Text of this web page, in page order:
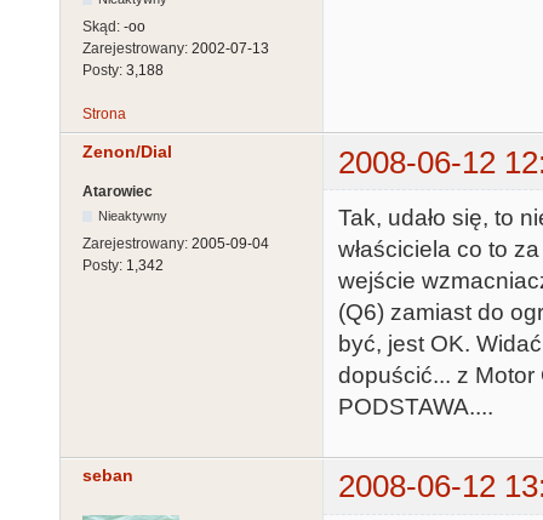
Skąd: -oo
Zarejestrowany: 2002-07-13
Posty: 3,188
Strona
Zenon/Dial 2008-06-12
Atarowiec
Nieaktywny
Zarejestrowany: 2005-09-04
Posty: 1,342
Tak, udało się, to
właściciela co to
wejście
(Q6) zamiast do
być, jest OK.
dopuścić... z Motor
PODSTAWA....
seban 2008-06-12